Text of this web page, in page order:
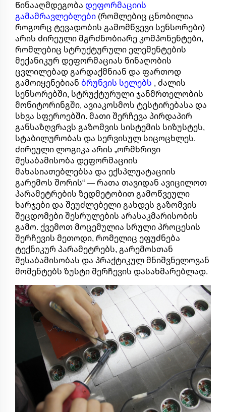
Წინააღმდეგობა დეფორმაციის
გამამრავლებლები (რომლებიც ცნობილია
როგორც ტევადობის გამომწვევი სენსორები)
არის ძირეული მგრძნობიარე კომპონენტები,
რომლებიც სტრუქტურული ელემენტების
მექანიკურ დეფორმაციას წინაღობის
ცვლილებად გარდაქმნიან და ფართოდ
გამოიყენებიან ბრუნვის სელებს , ძალის
სენსორებში, სტრუქტურული ჯანმრთელობის
მონიტორინგში, ავიაკოსმოს ტესტირებასა და
სხვა სფეროებში. მათი შერჩევა პირდაპირ
განსაზღვრავს გაზომვის სისტემის სიზუსტეს,
სტაბილურობას და სერვისულ სიცოცხლეს.
ძირეული ლოგიკა არის „ორმხრივი
შესაბამისობა დეფორმაციის
მახასიათებლებსა და ექსპლუატაციის
გარემოს შორის“ — რათა თავიდან ავიცილოთ
პარამეტრების ზედმეტობით გამოწვეული
ხარჯები და შეუძლებელი გახდეს გაზომვის
შეცდომები შესრულების არასაკმარისობის
გამო. ქვემოთ მოცემულია სრული პროცესის
შერჩევის მეთოდი, რომელიც ეფუძნება
ტექნიკურ პარამეტრებს, გარემოსთან
შესაბამისობას და პრაქტიკულ მნიშვნელოვან
მომენტებს ზუსტი შერჩევის დასახმარებლად.